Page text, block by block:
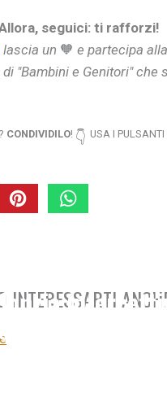
Allora, seguici: ti rafforzi!
lascia un 🧡 e partecipa
"Bambini e Genitori" che
CONDIVIDILO! 👇 USA I PULSANTI
INTERESSARTI
dei bambini